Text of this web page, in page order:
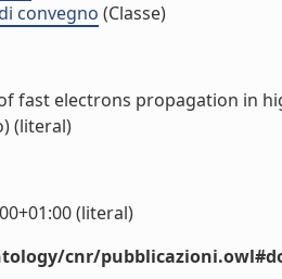
convegno (Classe)
fast electrons propagation in
(literal)
(literal)
cnr/